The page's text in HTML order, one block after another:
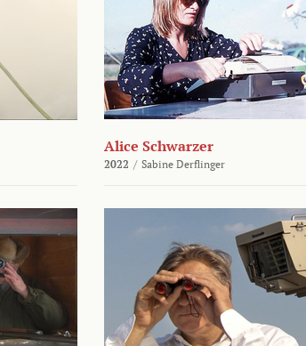
Alice Schwarzer
2022 / Sabine Derflinger